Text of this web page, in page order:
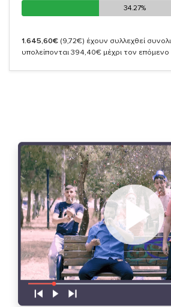
34.27%
34.27%
1.645,60€ (9,72€) έχουν συλλεχθεί
υπολείπονται 394,40€ μέχρι τον